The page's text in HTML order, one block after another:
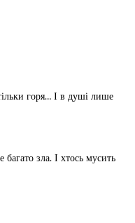
горя… І в душі лише
зла. І хтось мусить